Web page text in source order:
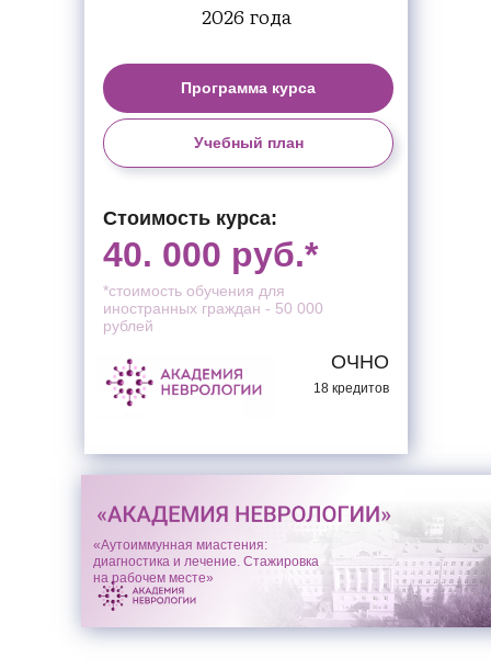
40. 000 руб.*
Стоимость курса:
«Аутоиммунная миастения:
диагностика и лечение. Стажировка
на рабочем месте»
Программа курса
Учебный план
*стоимость обучения для
иностранных граждан - 50 000
рублей
ОЧНО
18 кредитов
2026 года